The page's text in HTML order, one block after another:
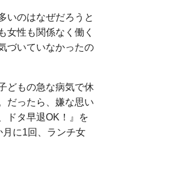
いのはなぜだろうと
女性も関係なく働く
づいていなかったの
どもの急な病気で休
だったら、嫌な思い
ドタ早退OK！』を
に1回、ランチ女